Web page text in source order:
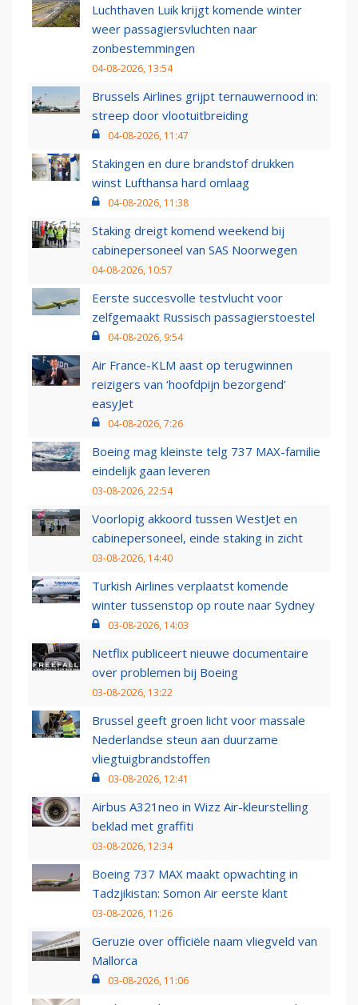
Luchthaven Luik krijgt komende winter
weer passagiersvluchten naar
zonbestemmingen
04-08-2026, 13:54
Brussels Airlines grijpt ternauwernood in:
streep door vlootuitbreiding
04-08-2026, 11:47
Stakingen en dure brandstof drukken
winst Lufthansa hard omlaag
04-08-2026, 11:38
Staking dreigt komend weekend bij
cabinepersoneel van SAS Noorwegen
04-08-2026, 10:57
Eerste succesvolle testvlucht voor
zelfgemaakt Russisch passagierstoestel
04-08-2026, 9:54
Air France-KLM aast op terugwinnen
reizigers van ‘hoofdpijn bezorgend’
easyJet
04-08-2026, 7:26
Boeing mag kleinste telg 737 MAX-familie
eindelijk gaan leveren
03-08-2026, 22:54
Voorlopig akkoord tussen WestJet en
cabinepersoneel, einde staking in zicht
03-08-2026, 14:40
Turkish Airlines verplaatst komende
winter tussenstop op route naar Sydney
03-08-2026, 14:03
Netflix publiceert nieuwe documentaire
over problemen bij Boeing
03-08-2026, 13:22
Brussel geeft groen licht voor massale
Nederlandse steun aan duurzame
vliegtuigbrandstoffen
03-08-2026, 12:41
Airbus A321neo in Wizz Air-kleurstelling
beklad met graffiti
03-08-2026, 12:34
Boeing 737 MAX maakt opwachting in
Tadzjikistan: Somon Air eerste klant
03-08-2026, 11:26
Geruzie over officiële naam vliegveld van
Mallorca
03-08-2026, 11:06